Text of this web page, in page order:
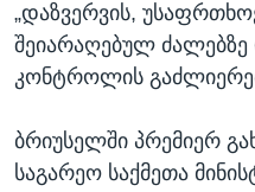
„დაზვერვის,
შეიარაღებულ
კონტროლის
ბრიუსელში პრემიერ
საგარეო საქმეთა